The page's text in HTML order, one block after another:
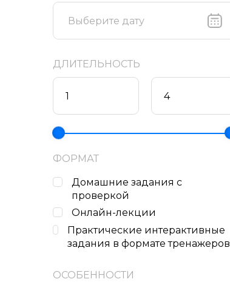
ДЛИТЕЛЬНОСТЬ
ФОРМАТ
Домашние задания c
проверкой
Онлайн-лекции
Практические интерактивные
задания в формате тренажеров
ОСОБЕННОСТИ